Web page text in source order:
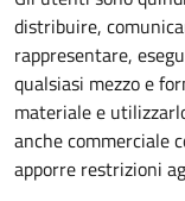
distribuire,
rappresentare,
qualsiasi mezzo e
materiale e
anche commerciale
apporre restrizioni